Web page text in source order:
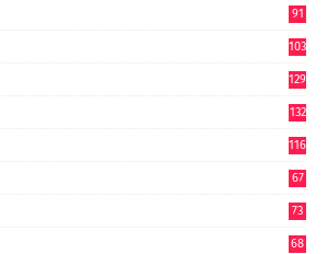
91
103
129
132
116
67
73
68